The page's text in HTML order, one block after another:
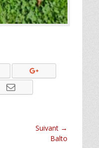
Suivant →
Balto